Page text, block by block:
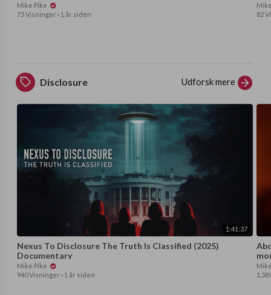
Mike Pike
75 Visninger · 1 år siden
82
Disclosure Udforsk mere
1:41:37
Nexus To Disclosure The Truth Is Classified (2025)
Documentary
Mike Pike
940 Visninger · 1 år siden